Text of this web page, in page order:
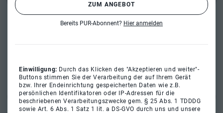
ZUM ANGEBOT
Bereits PUR-Abonnent? Hier anmelden
Einwilligung: Durch das Klicken des "Akzeptieren und weiter"-
Buttons stimmen Sie der Verarbeitung der auf Ihrem Gerät
bzw. Ihrer Endeinrichtung gespeicherten Daten wie z.B.
persönlichen Identifikatoren oder IP-Adressen für die
beschriebenen Verarbeitungszwecke gem. § 25 Abs. 1 TDDDG
sowie Art. 6 Abs. 1 Satz 1 lit. a DS-GVO durch uns und unsere